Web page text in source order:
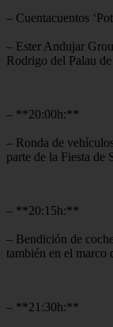
– Cuentacuentos
– Ester Andujar
Rodrigo del Palau
– **20:00h:**
– Ronda de
parte de la Fiesta de
– **20:15h:**
– Bendición de
también en el marco
– **21:30h:**